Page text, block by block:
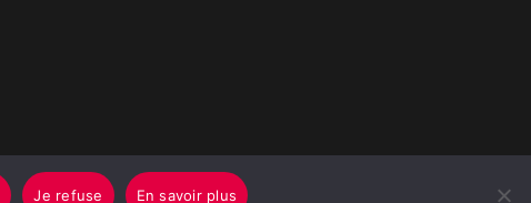
Je refuse En savoir plus